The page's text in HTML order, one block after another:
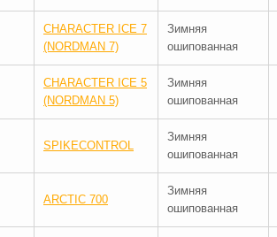
CHARACTER ICE 7
(NORDMAN 7)
Зимняя
ошипованная
CHARACTER ICE 5
(NORDMAN 5)
Зимняя
ошипованная
SPIKECONTROL
Зимняя
ошипованная
ARCTIC 700
Зимняя
ошипованная